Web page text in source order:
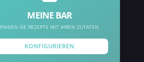
MEINE BAR
FINDEN SIE REZEPTE MIT IHREN ZUTATEN
KONFIGURIEREN